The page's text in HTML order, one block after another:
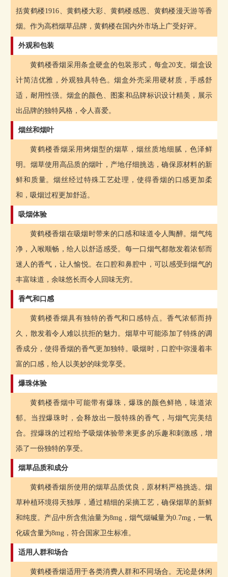
括黄鹤楼1916、黄鹤楼大彩、黄鹤楼感恩、黄鹤楼漫天游等香
烟。作为高档烟草品牌，黄鹤楼在国内外市场上广受好评。
外观和包装
黄鹤楼香烟采用条盒硬盒的包装形式，每盒20支。烟盒设
计简洁优雅，外观独具特色。烟盒外壳采用硬材质，手感舒
适，耐用性强。烟盒的颜色、图案和品牌标识设计精美，展示
出品牌的独特风格，令人喜爱。
烟丝和烟叶
黄鹤楼香烟采用烤烟型的烟草，烟丝质地细腻，色泽鲜
明。烟草使用高品质的烟叶，产地仔细挑选，确保原材料的新
鲜和质量。烟丝经过特殊工艺处理，使得香烟的口感更加柔
和，吸烟过程更加舒适。
吸烟体验
黄鹤楼香烟在吸烟时带来的口感和味道令人陶醉。烟气纯
净，入喉顺畅，给人以舒适感受。每一口烟气都散发着浓郁而
迷人的香气，让人愉悦。在口腔和鼻腔中，可以感受到烟气的
丰富味道，余味悠长而令人回味无穷。
香气和口感
黄鹤楼香烟具有独特的香气和口感特点。香气浓郁而持
久，散发着令人难以抗拒的魅力。烟草中可能添加了特殊的调
香成分，使得香烟的香气更加独特。吸烟时，口腔中弥漫着丰
富的口感，给人以美妙的味觉享受。
爆珠体验
黄鹤楼香烟中可能带有爆珠，爆珠的颜色鲜艳，味道浓
郁。当捏爆珠时，会释放出一股特殊的香气，与烟气完美结
合。捏爆珠的过程给予吸烟体验带来更多的乐趣和刺激感，增
添了一份独特的享受。
烟草品质和成分
黄鹤楼香烟所使用的烟草品质优良，原材料严格挑选。烟
草种植环境得天独厚，通过精细的采摘工艺，确保烟草的新鲜
和纯度。产品中所含焦油量为8mg，烟气烟碱量为0.7mg，一氧
化碳含量为8mg，符合国家卫生标准。
适用人群和场合
黄鹤楼香烟适用于各类消费人群和不同场合。无论是休闲